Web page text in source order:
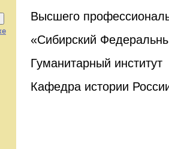
Высшего
«Сибирский
Гуманитарный институт
Кафедра истории